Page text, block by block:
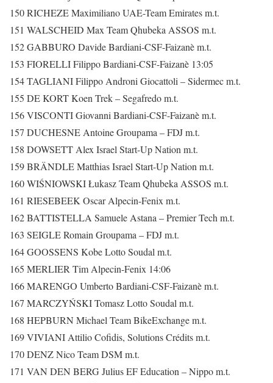
150 RICHEZE Maximiliano UAE-Team Emirates m.t.
151 WALSCHEID Max Team Qhubeka ASSOS m.t.
152 GABBURO Davide Bardiani-CSF-Faizanè m.t.
153 FIORELLI Filippo Bardiani-CSF-Faizanè 13:05
154 TAGLIANI Filippo Androni Giocattoli – Sidermec m.t.
155 DE KORT Koen Trek – Segafredo m.t.
156 VISCONTI Giovanni Bardiani-CSF-Faizanè m.t.
157 DUCHESNE Antoine Groupama – FDJ m.t.
158 DOWSETT Alex Israel Start-Up Nation m.t.
159 BRÄNDLE Matthias Israel Start-Up Nation m.t.
160 WIŚNIOWSKI Łukasz Team Qhubeka ASSOS m.t.
161 RIESEBEEK Oscar Alpecin-Fenix m.t.
162 BATTISTELLA Samuele Astana – Premier Tech m.t.
163 SEIGLE Romain Groupama – FDJ m.t.
164 GOOSSENS Kobe Lotto Soudal m.t.
165 MERLIER Tim Alpecin-Fenix 14:06
166 MARENGO Umberto Bardiani-CSF-Faizanè m.t.
167 MARCZYŃSKI Tomasz Lotto Soudal m.t.
168 HEPBURN Michael Team BikeExchange m.t.
169 VIVIANI Attilio Cofidis, Solutions Crédits m.t.
170 DENZ Nico Team DSM m.t.
171 VAN DEN BERG Julius EF Education – Nippo m.t.